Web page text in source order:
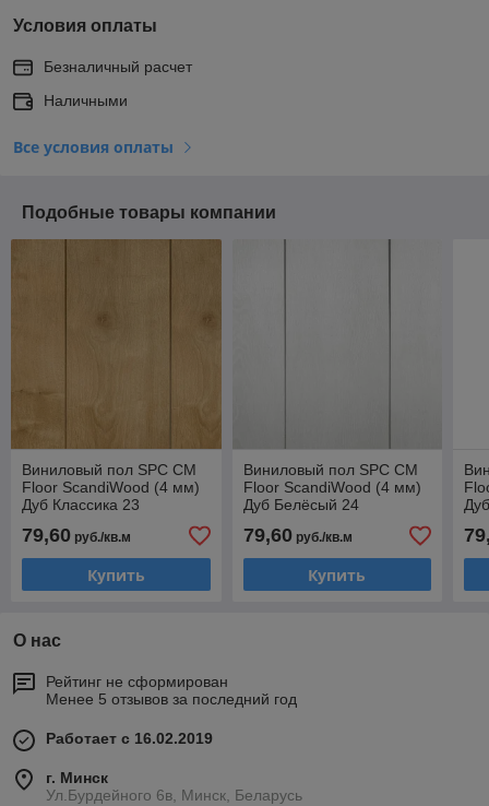
Условия оплаты
Безналичный расчет
Наличными
Все условия оплаты
Подобные товары компании
Виниловый пол SPC CM
Floor ScandiWood (4 мм)
Дуб Классика 23
79,60 руб./кв.м
Купить
Виниловый пол SPC CM
Floor ScandiWood (4 мм)
Дуб Белёсый 24
79,60руб./кв.м
Купить
О нас
Рейтинг не сформирован
Менее 5 отзывов за последний год
Работает с 16.02.2019
г. Минск
Ул.Бурдейного 6в, Минск, Беларусь